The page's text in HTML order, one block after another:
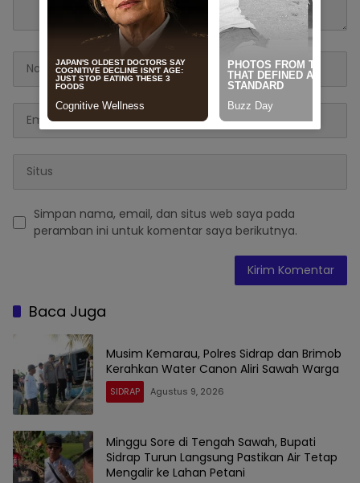
Simpan nama, email, dan situs web saya pada
peramban ini untuk komentar saya berikutnya.
Baca Juga
Musim Kemarau, Polres Sidrap dan Brimob
Kerahkan Water Canon Aliri Sawah Warga
SIDRAP Agustus 9, 2026
Minggu Sore di Tengah Sawah, Bupati
Sidrap Turun Langsung Pastikan Air Tetap
Mengalir ke Lahan Petani